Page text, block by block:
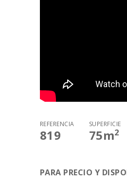
REFERENCIA
819
SUPERFICIE
75m2
PARA PRECIO Y